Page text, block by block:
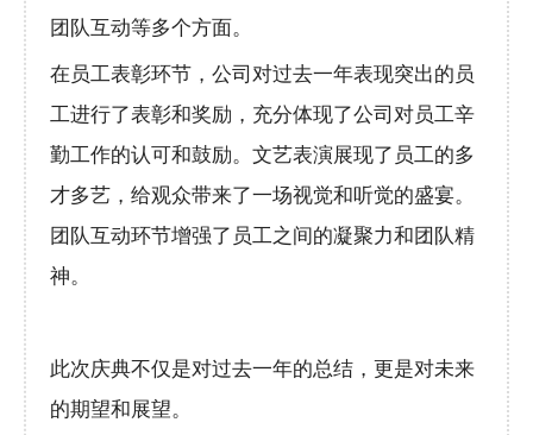
团队互动等多个方面。
在员工表彰环节，公司对过去一年表现突出的员
工进行了表彰和奖励，充分体现了公司对员工辛
勤工作的认可和鼓励。文艺表演展现了员工的多
才多艺，给观众带来了一场视觉和听觉的盛宴。
团队互动环节增强了员工之间的凝聚力和团队精
神。
此次庆典不仅是对过去一年的总结，更是对未来
的期望和展望。